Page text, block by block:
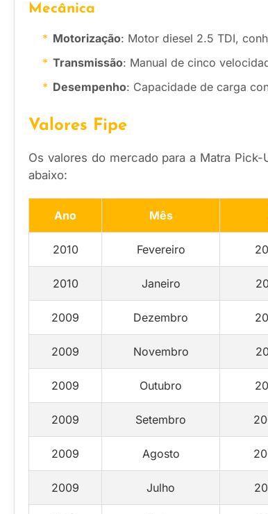
Mecânica
Motorização: Motor diesel 2.5 TDI,
Transmissão: Manual de cinco
Desempenho: Capacidade de carga
Valores Fipe
Os valores do mercado para a Matra
abaixo:
Ano Mês
2010 Fevereiro
2010 Janeiro
2009 Dezembro
2009 Novembro
2009 Outubro
2009 Setembro
2009 Agosto
2009 Julho